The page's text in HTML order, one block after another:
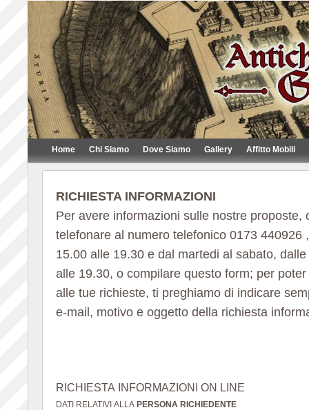
Home Chi Siamo Dove Siamo Gallery Affitto Mobili
RICHIESTA INFORMAZIONI
Per avere informazioni sulle nostre proposte,
telefonare al numero telefonico 0173 440926
15.00 alle 19.30 e dal martedi al sabato,
alle 19.30, o compilare questo form; per
alle tue richieste, ti preghiamo di indicare
e-mail, motivo e oggetto della richiesta
RICHIESTA INFORMAZIONI ON LINE
DATI RELATIVI ALLA PERSONA RICHIEDENTE